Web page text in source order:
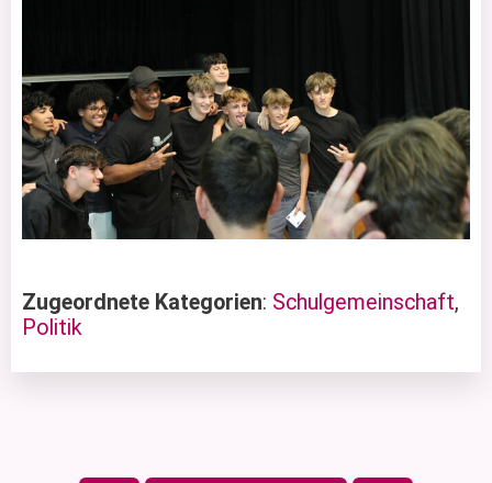
Zugeordnete Kategorien: Schulgemeinschaft,
Politik